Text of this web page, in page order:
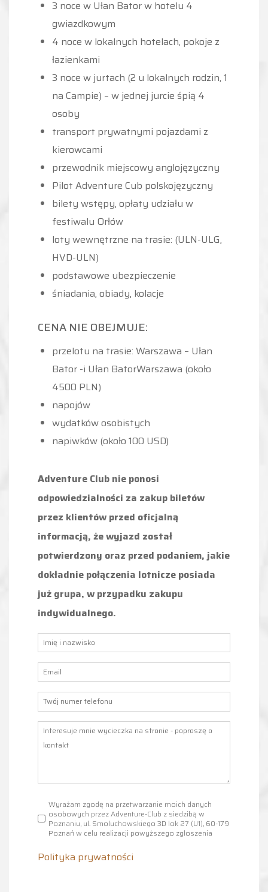
3 noce w Ułan Bator w hotelu 4
gwiazdkowym
4 noce w lokalnych hotelach, pokoje z
łazienkami
3 noce w jurtach (2 u lokalnych rodzin, 1
na Campie) – w jednej jurcie śpią 4
osoby
transport prywatnymi pojazdami z
kierowcami
przewodnik miejscowy anglojęzyczny
Pilot Adventure Cub polskojęzyczny
bilety wstępy, opłaty udziału w
festiwalu Orłów
loty wewnętrzne na trasie: (ULN-ULG,
HVD-ULN)
podstawowe ubezpieczenie
śniadania, obiady, kolacje
CENA NIE OBEJMUJE:
przelotu na trasie: Warszawa – Ułan
Bator -i Ułan BatorWarszawa (około
4500 PLN)
napojów
wydatków osobistych
napiwków (około 100 USD)
Adventure Club nie ponosi
odpowiedzialności za zakup biletów
przez klientów przed oficjalną
informacją, że wyjazd został
potwierdzony oraz przed podaniem, jakie
dokładnie połączenia lotnicze posiada
już grupa, w przypadku zakupu
indywidualnego.
Wyrażam zgodę na przetwarzanie moich danych
osobowych przez Adventure-Club z siedzibą w
Poznaniu, ul. Smoluchowskiego 3D lok 27 (U1), 60-179
Poznań w celu realizacji powyższego zgłoszenia
Polityka prywatności